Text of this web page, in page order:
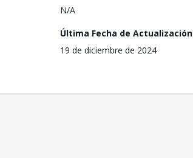
N/A
Última Fecha de Actualización
19 de diciembre de 2024